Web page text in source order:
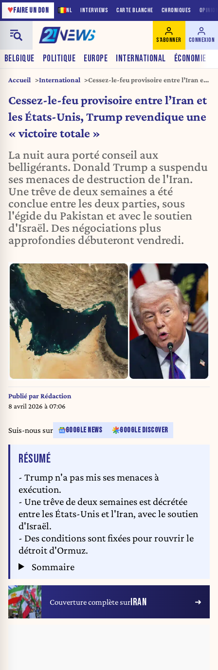
NL INTERVIEWS CARTE BLANCHE CHRONIQUES
♥FAIRE UN DON
BELGIQUE POLITIQUE EUROPE INTERNATIONAL ÉCONOMIE
S'ABONNER CONNEXION
Accueil International
Cessez-le-feu provisoire entre l’Iran et
« victoire totale »
Cessez-le-feu provisoire entre l’Iran et
les États-Unis, Trump revendique une
« victoire totale »
La nuit aura porté conseil aux
belligérants. Donald Trump a suspendu
ses menaces de destruction de l'Iran.
Une trêve de deux semaines a été
conclue entre les deux parties, sous
l'égide du Pakistan et avec le soutien
d'Israël. Des négociations plus
approfondies débuteront vendredi.
Publié parRédaction
8 avril 2026 à 07:06
Suis-nous sur GOOGLE NEWS GOOGLE DISCOVER
RÉSUMÉDE L'ARTICLE
- Trump n'a pas mis ses menaces à
exécution.
- Une trêve de deux semaines est décrétée
entre les États-Unis et l'Iran, avec le soutien
d'Israël.
- Des conditions sont fixées pour rouvrir le
détroit d'Ormuz.
Sommaire
Couverture complète surIRAN